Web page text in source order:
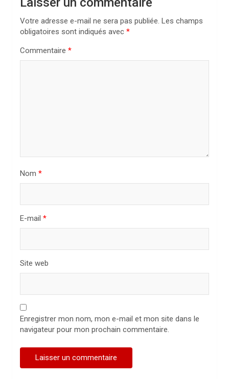
Votre adresse e-mail ne sera pas publiée. Les champs
obligatoires sont indiqués avec *
Commentaire *
Nom *
E-mail *
Site web
Enregistrer mon nom, mon e-mail et mon site dans le
navigateur pour mon prochain commentaire.